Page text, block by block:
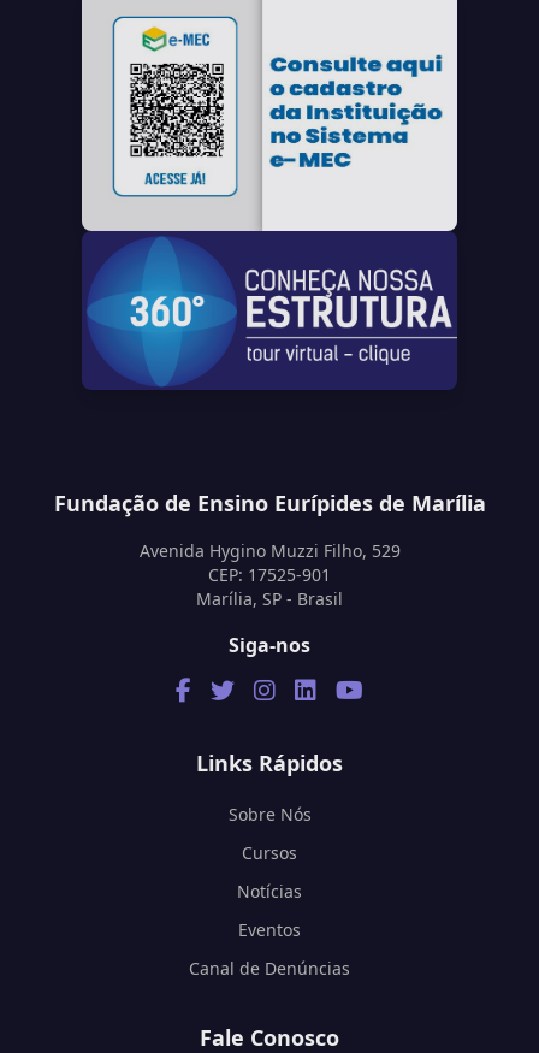
Fundação de Ensino Eurípides de Marília
Avenida Hygino Muzzi Filho, 529
CEP: 17525-901
Marília, SP - Brasil
Siga-nos
Links Rápidos
Sobre Nós
Cursos
Notícias
Eventos
Canal de Denúncias
Fale Conosco